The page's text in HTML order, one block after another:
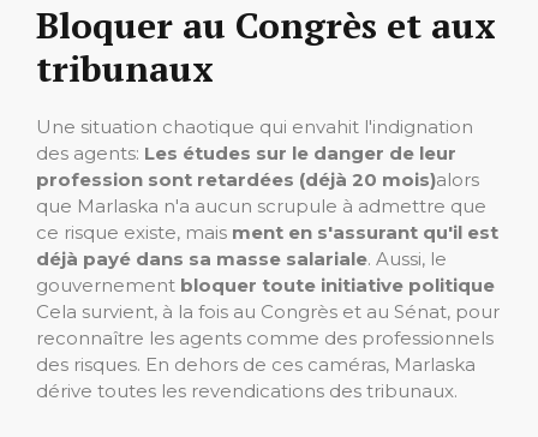
Bloquer au Congrès et aux
tribunaux
Une situation chaotique qui envahit l'indignation
des agents: Les études sur le danger de leur
profession sont retardées (déjà 20 mois)alors
que Marlaska n'a aucun scrupule à admettre que
ce risque existe, mais ment en s'assurant qu'il est
déjà payé dans sa masse salariale. Aussi, le
gouvernement bloquer toute initiative politique
Cela survient, à la fois au Congrès et au Sénat, pour
reconnaître les agents comme des professionnels
des risques. En dehors de ces caméras, Marlaska
dérive toutes les revendications des tribunaux.